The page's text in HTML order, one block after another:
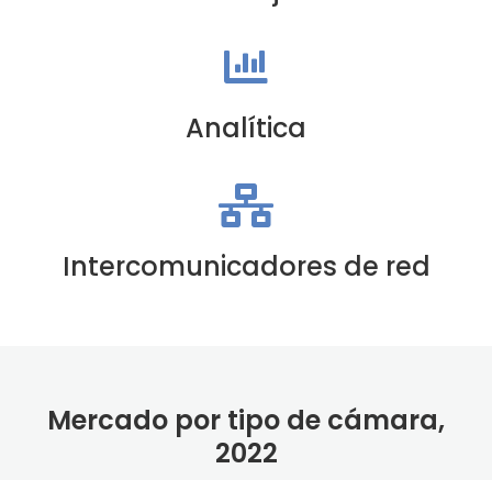
Analítica
Intercomunicadores de red
Mercado por tipo de cámara,
2022